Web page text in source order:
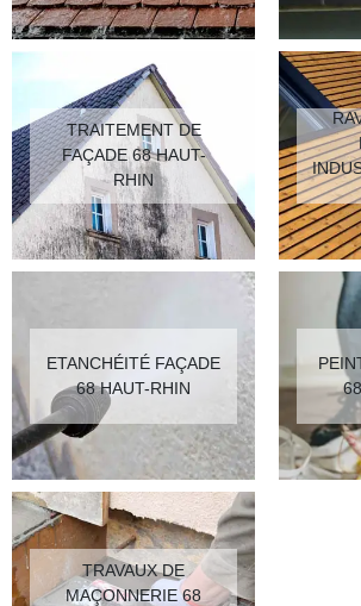
TRAITEMENT DE
FAÇADE 68 HAUT-
RHIN
ETANCHÉITÉ FAÇADE
68 HAUT-RHIN
TRAVAUX DE
MAÇONNERIE 68